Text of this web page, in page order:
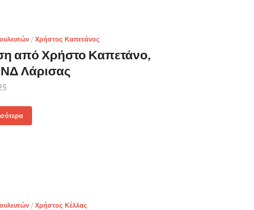
/ Χρήστος Καπετάνος
από Χρήστο Καπετάνο,
Λάρισας
/ Χρήστος Κέλλας